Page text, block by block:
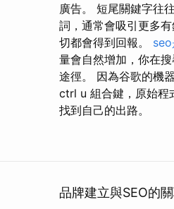
廣告。 短尾關鍵字往
詞，通常會吸引更多
切都會得到回報。
量會自然增加，你在
途徑。 因為谷歌的機
ctrl u 組合鍵，原始程
找到自己的出路。
品牌建立與SEO的